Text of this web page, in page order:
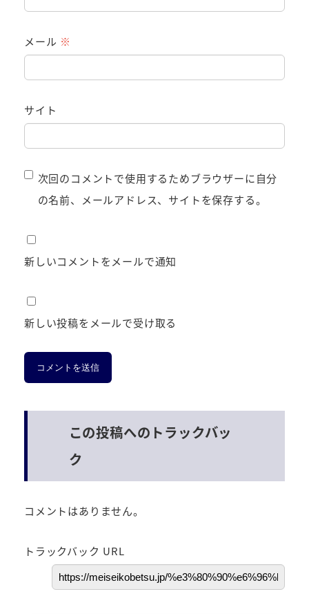
メール ※
サイト
次回のコメントで使用するためブラウザーに自分
の名前、メールアドレス、サイトを保存する。
新しいコメントをメールで通知
新しい投稿をメールで受け取る
この投稿へのトラックバッ
ク
コメントはありません。
トラックバック URL